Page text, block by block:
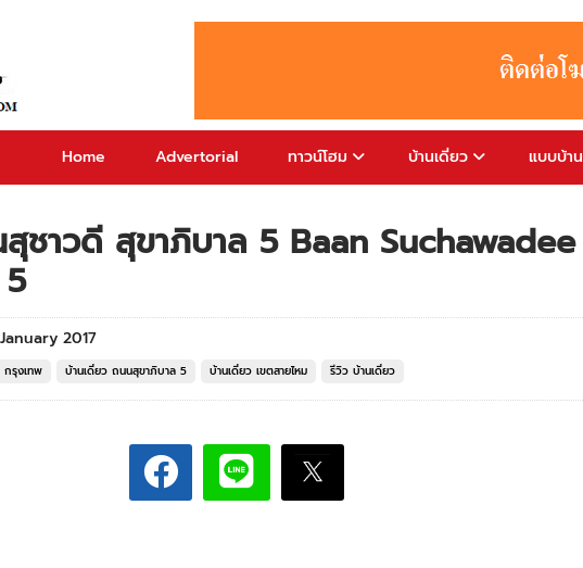
Home Advertorial ทาวน์โฮม บ้านเดี่ยว แบบบ้าน
ชาวดี สุขาภิบาล 5 Baan Suchawadee
2017
กรุงเทพ บ้านเดี่ยว ถนนสุขาภิบาล 5 บ้านเดี่ยว เขตสายไหม รีวิว บ้านเดี่ยว